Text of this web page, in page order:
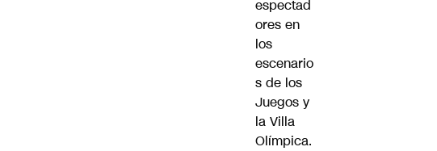
espectad
ores en
los
escenario
s de los
Juegos y
la Villa
Olímpica.